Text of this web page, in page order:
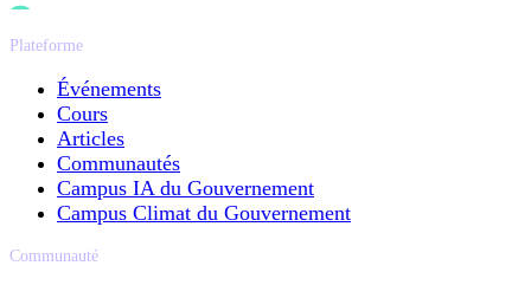
Plateforme
Événements
Cours
Articles
Communautés
Campus IA du Gouvernement
Campus Climat du Gouvernement
Communauté